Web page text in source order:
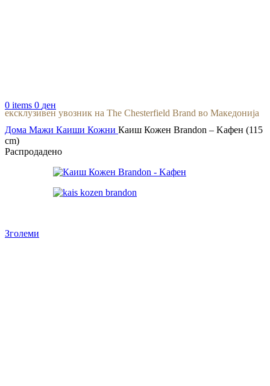
0 items 0 ден
ексклузивен увозник на The Chesterfield Brand во Македонија
Дома Мажи Каиши Кожни Каиш Кожен Brandon – Kафен (115
cm)
Распродадено
Зголеми